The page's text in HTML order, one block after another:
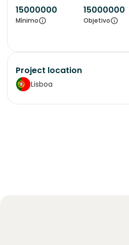
15000000
Mínimo
15000000
Objetivo
Project location
Lisboa